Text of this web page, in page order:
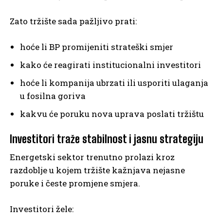
Zato tržište sada pažljivo prati:
hoće li BP promijeniti strateški smjer
kako će reagirati institucionalni investitori
hoće li kompanija ubrzati ili usporiti ulaganja
u fosilna goriva
kakvu će poruku nova uprava poslati tržištu
Investitori traže stabilnost i jasnu strategiju
Energetski sektor trenutno prolazi kroz
razdoblje u kojem tržište kažnjava nejasne
poruke i česte promjene smjera.
Investitori žele: